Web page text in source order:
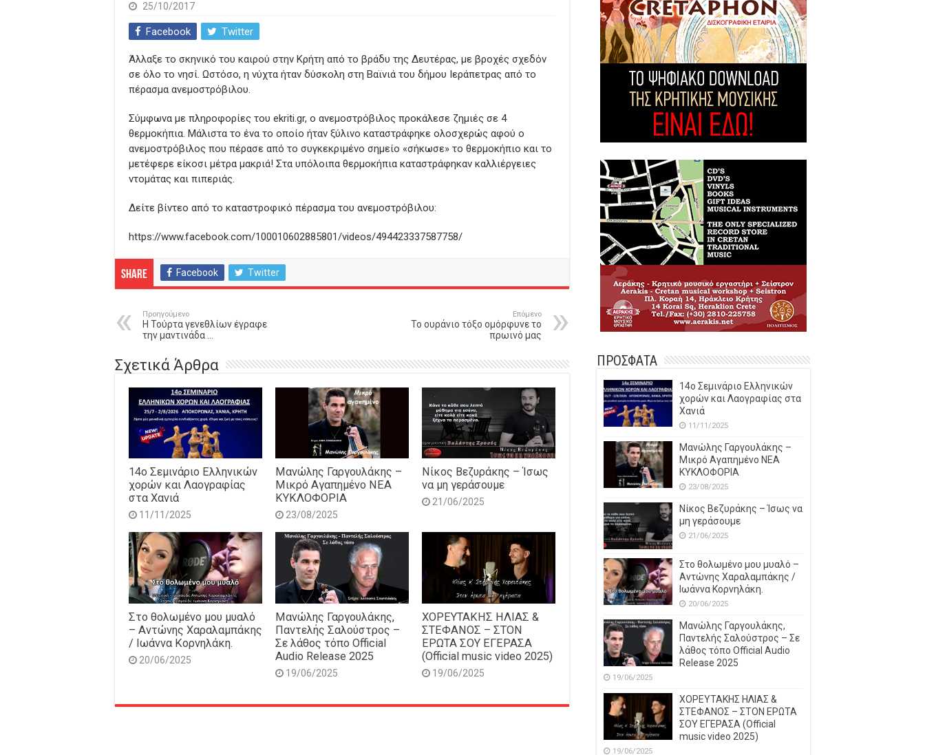
25/10/2017
Facebook Twitter
Άλλαξε το σκηνικό του καιρού στην Κρήτη από το βράδυ της Δευτέρας, με βροχές σχεδόν
σε όλο το νησί. Ωστόσο, η νύχτα ήταν δύσκολη στη Βαϊνιά του δήμου Ιεράπετρας από το
πέρασμα ανεμοστρόβιλου.
Σύμφωνα με πληροφορίες του ekriti.gr, o ανεμοστρόβιλος προκάλεσε ζημιές σε 4
θερμοκήπια. Μάλιστα το ένα το οποίο ήταν ξύλινο καταστράφηκε ολοσχερώς αφού ο
ανεμοστρόβιλος που πέρασε από το συγκεκριμένο σημείο «σήκωσε» το θερμοκήπιο και το
μετέφερε είκοσι μέτρα μακριά! Στα υπόλοιπα θερμοκήπια καταστράφηκαν καλλιέργειες
ντομάτας και πιπεριάς.
Δείτε βίντεο από το καταστροφικό πέρασμα του ανεμοστρόβιλου:
https://www.facebook.com/100010602885801/videos/494423337587758/
Share Facebook Twitter
Προηγούμενο
Η Τούρτα γενεθλίων έγραφε
την μαντινάδα …
Επόμενο
Το ουράνιο τόξο ομόρφυνε το
πρωινό μας
Σχετικά Άρθρα
14o Σεμινάριο Ελληνικών
χορών και Λαογραφίας
στα Χανιά
11/11/2025
Μανώλης Γαργουλάκης –
Μικρό Αγαπημένο NEΑ
ΚΥΚΛΟΦΟΡΙΑ
23/08/2025
Νίκος Βεζυράκης – Ίσως
να μη γεράσουμε
21/06/2025
Στο θολωμένο μου μυαλό
– Αντώνης Χαραλαμπάκης
/ Ιωάννα Κορνηλάκη.
20/06/2025
Μανώλης Γαργουλάκης,
Παντελής Σαλούστρος –
Σε λάθος τόπο Official
Audio Release 2025
19/06/2025
ΧΟΡΕΥΤΑΚΗΣ ΗΛΙΑΣ &
ΣΤΕΦΑΝΟΣ – ΣΤΟΝ
ΕΡΩΤΑ ΣΟΥ ΕΓΕΡΑΣΑ
(Official music video 2025)
19/06/2025
ΠΡΟΣΦΑΤΑ
14o Σεμινάριο Ελληνικών
χορών και Λαογραφίας στα
Χανιά
11/11/2025
Μανώλης Γαργουλάκης –
Μικρό Αγαπημένο NEΑ
ΚΥΚΛΟΦΟΡΙΑ
23/08/2025
Νίκος Βεζυράκης – Ίσως να
μη γεράσουμε
21/06/2025
Στο θολωμένο μου μυαλό –
Αντώνης Χαραλαμπάκης /
Ιωάννα Κορνηλάκη.
20/06/2025
Μανώλης Γαργουλάκης,
Παντελής Σαλούστρος – Σε
λάθος τόπο Official Audio
Release 2025
19/06/2025
ΧΟΡΕΥΤΑΚΗΣ ΗΛΙΑΣ &
ΣΤΕΦΑΝΟΣ – ΣΤΟΝ ΕΡΩΤΑ
ΣΟΥ ΕΓΕΡΑΣΑ (Official
music video 2025)
19/06/2025